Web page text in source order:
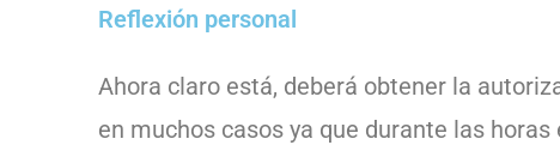
Reflexión personal
Ahora claro está, deberá obtener la
en muchos casos ya que durante las